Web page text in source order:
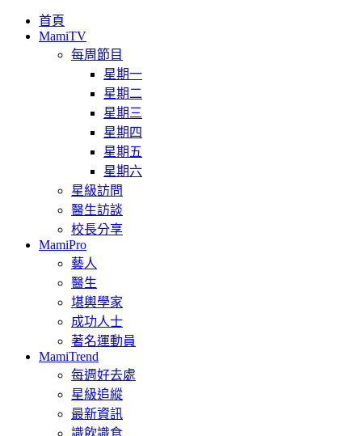
首頁
MamiTV
每周節目
星期一
星期二
星期三
星期四
星期五
星期六
星級訪問
醫生訪談
校長分享
MamiPro
藝人
醫生
堪輿學家
成功人士
著名運動員
MamiTrend
每週好去處
星級追縱
最新資訊
識飲識食